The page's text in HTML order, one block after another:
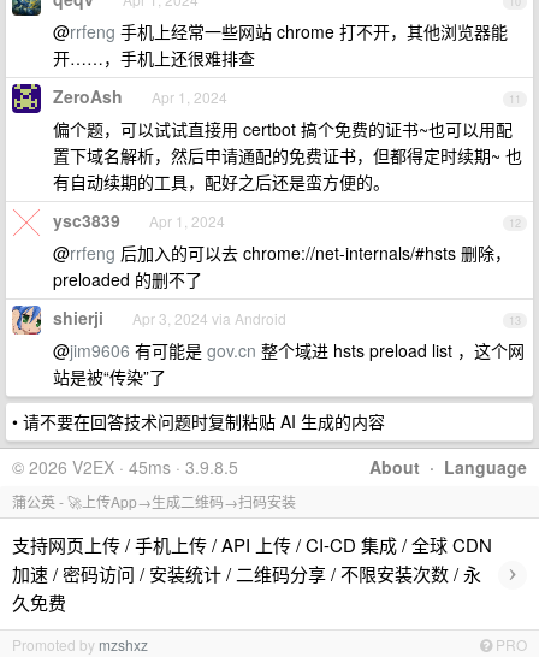
@rrfeng 手机上经常一些网站 chrome 打不开，其他浏览器能
开……，手机上还很难排查
11
ZeroAsh Apr 1, 2024
偏个题，可以试试直接用 certbot 搞个免费的证书~也可以用配
置下域名解析，然后申请通配的免费证书，但都得定时续期~ 也
有自动续期的工具，配好之后还是蛮方便的。
12
ysc3839 Apr 1, 2024
@rrfeng 后加入的可以去 chrome://net-internals/#hsts 删除，
preloaded 的删不了
13
shierji Apr 3, 2024 via Android
@jim9606 有可能是 gov.cn 整个域进 hsts preload list ，这个网
站是被“传染”了
• 请不要在回答技术问题时复制粘贴 AI 生成的内容
About · Language
© 2026 V2EX · 45ms · 3.9.8.5
蒲公英 - 🚀上传App→生成二维码→扫码安装
支持网页上传 / 手机上传 / API 上传 / CI-CD 集成 / 全球 CDN
加速 / 密码访问 / 安装统计 / 二维码分享 / 不限安装次数 / 永
久免费
›
Promoted by mzshxz PRO